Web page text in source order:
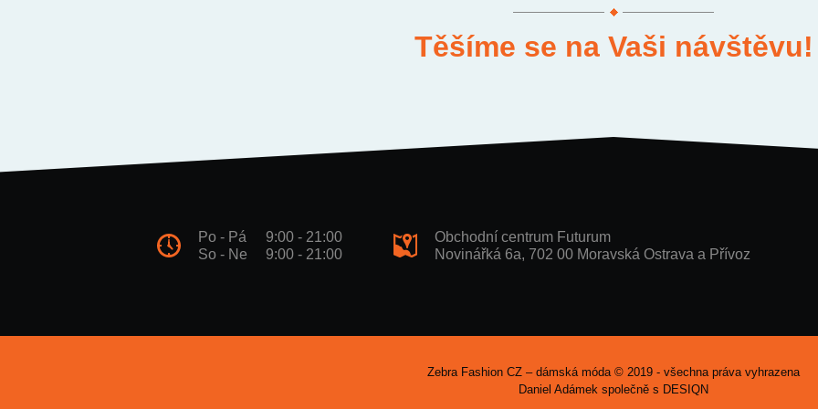
Těšíme se na Vaši návštěvu!
Po - Pá
9:00 - 21:00
So - Ne
9:00 - 21:00
Obchodní centrum Futurum
Novinářká 6a, 702 00 Moravská Ostrava a Přívoz
Zebra Fashion CZ – dámská móda © 2019 - všechna práva vyhrazena
Daniel Adámek společně s DESIQN